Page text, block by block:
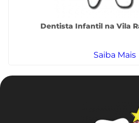
Dentista Infantil na Vila
Saiba Mais